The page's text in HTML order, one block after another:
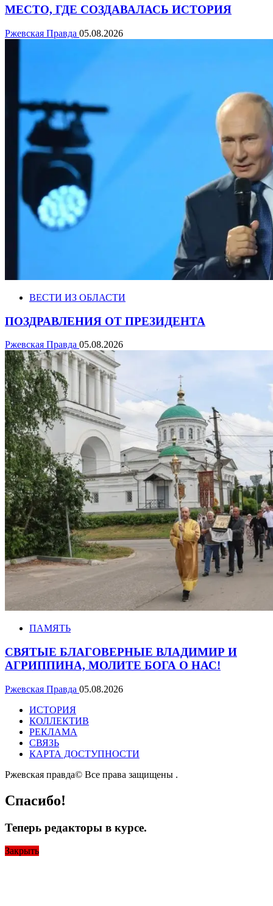
МЕСТО, ГДЕ СОЗДАВАЛАСЬ ИСТОРИЯ
Ржевская Правда 05.08.2026
ВЕСТИ ИЗ ОБЛАСТИ
ПОЗДРАВЛЕНИЯ ОТ ПРЕЗИДЕНТА
Ржевская Правда 05.08.2026
ПАМЯТЬ
СВЯТЫЕ БЛАГОВЕРНЫЕ ВЛАДИМИР И
АГРИППИНА, МОЛИТЕ БОГА О НАС!
Ржевская Правда 05.08.2026
ИСТОРИЯ
КОЛЛЕКТИВ
РЕКЛАМА
СВЯЗЬ
КАРТА ДОСТУПНОСТИ
Ржевская правда© Все права защищены .
Спасибо!
Теперь редакторы в курсе.
Закрыть